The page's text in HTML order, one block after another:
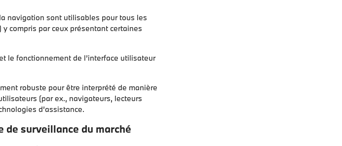
navigation sont utilisables pour tous les
compris par ceux présentant certaines
le fonctionnement de l’interface utilisateur
robuste pour être interprété de manière
(par ex., navigateurs, lecteurs
d’assistance.
surveillance du marché